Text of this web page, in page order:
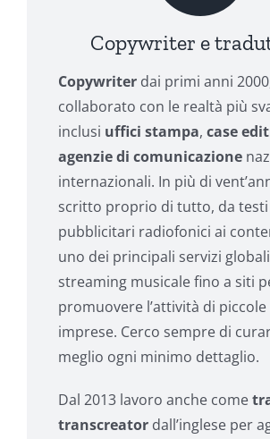
Copywriter e
Copywriterdai primi anni
collaborato con le realtà più
inclusi uffici stampa, case
agenzie di comunicazione
internazionali. In più di
scritto proprio di tutto, da testi
pubblicitari radiofonici ai
uno dei principali servizi
streaming musicale fino a siti
promuovere l’attività di
imprese. Cerco sempre di
meglio ogni minimo dettaglio.
Dal 2013 lavoro anche come
transcreatordall’inglese per